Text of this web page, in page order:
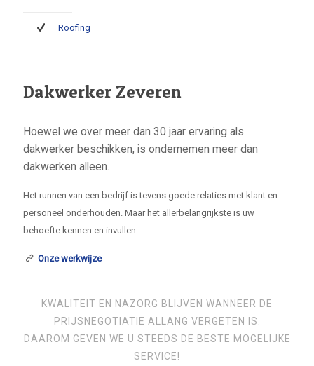
Roofing
Dakwerker Zeveren
Hoewel we over meer dan 30 jaar ervaring als
dakwerker beschikken, is ondernemen meer dan
dakwerken alleen.
Het runnen van een bedrijf is tevens goede relaties met klant en
personeel onderhouden. Maar het allerbelangrijkste is uw
behoefte kennen en invullen.
Onze werkwijze
KWALITEIT EN NAZORG BLIJVEN WANNEER DE
PRIJSNEGOTIATIE ALLANG VERGETEN IS.
DAAROM GEVEN WE U STEEDS DE BESTE MOGELIJKE
SERVICE!